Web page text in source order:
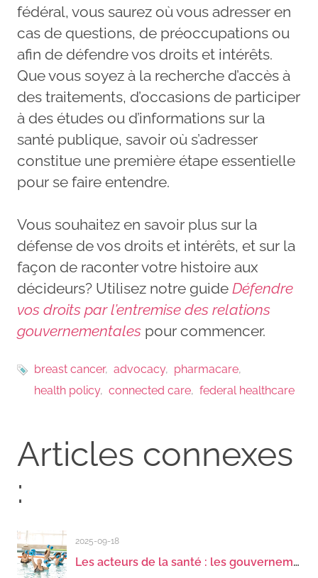
fédéral, vous saurez où vous adresser en
cas de questions, de préoccupations ou
afin de défendre vos droits et intérêts.
Que vous soyez à la recherche d’accès à
des traitements, d’occasions de participer
à des études ou d’informations sur la
santé publique, savoir où s’adresser
constitue une première étape essentielle
pour se faire entendre.
Vous souhaitez en savoir plus sur la
défense de vos droits et intérêts, et sur la
façon de raconter votre histoire aux
décideurs? Utilisez notre guide Défendre
vos droits par l’entremise des relations
gouvernementales pour commencer.
breast cancer advocacy
pharmacare
health policy
connected care federal healthcare
Articles connexes
:
2025-09-18
Les acteurs de la santé : les gouvernements municipaux